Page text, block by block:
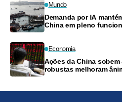
Mundo
Demanda por IA
China em pleno
Economia
Ações da China
robustas melhoram